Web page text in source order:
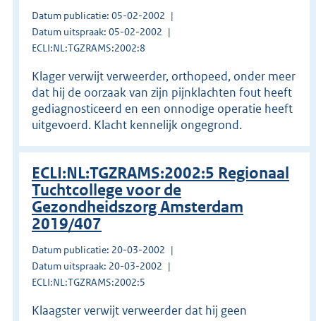
Datum publicatie: 05-02-2002
Datum uitspraak: 05-02-2002
ECLI:NL:TGZRAMS:2002:8
Klager verwijt verweerder, orthopeed, onder meer
dat hij de oorzaak van zijn pijnklachten fout heeft
gediagnosticeerd en een onnodige operatie heeft
uitgevoerd. Klacht kennelijk ongegrond.
ECLI:NL:TGZRAMS:2002:5 Regionaal
Tuchtcollege voor de
Gezondheidszorg Amsterdam
2019/407
Datum publicatie: 20-03-2002
Datum uitspraak: 20-03-2002
ECLI:NL:TGZRAMS:2002:5
Klaagster verwijt verweerder dat hij geen